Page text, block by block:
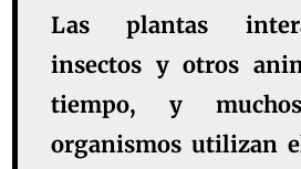
Las plantas
insectos y otros
tiempo, y
organismos utilizan